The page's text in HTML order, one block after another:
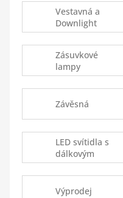
Vestavná a
Downlight
Zásuvkové
lampy
Závěsná
LED svítidla s
dálkovým
ovládáním
Výprodej